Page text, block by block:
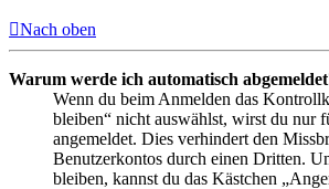
Nach oben
Warum werde ich automatisch
Wenn du beim Anmelden das
bleiben“ nicht auswählst, wirst du nur
angemeldet. Dies verhindert den
Benutzerkontos durch einen Dritten.
bleiben, kannst du das Kästchen